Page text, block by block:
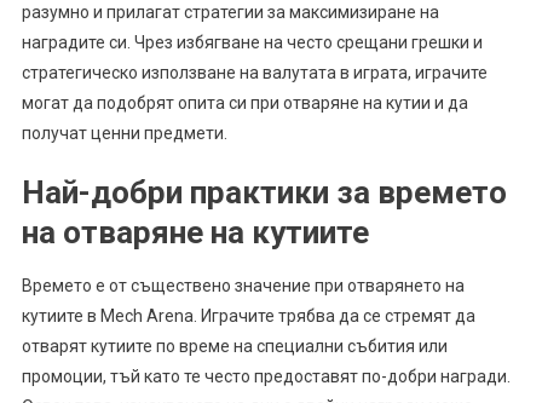
разумно и прилагат стратегии за максимизиране на
наградите си. Чрез избягване на често срещани грешки и
стратегическо използване на валутата в играта, играчите
могат да подобрят опита си при отваряне на кутии и да
получат ценни предмети.
Най-добри практики за времето
на отваряне на кутиите
Времето е от съществено значение при отварянето на
кутиите в Mech Arena. Играчите трябва да се стремят да
отварят кутиите по време на специални събития или
промоции, тъй като те често предоставят по-добри награди.